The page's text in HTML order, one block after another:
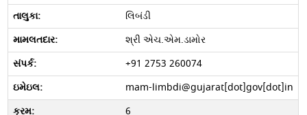
લિબંડી
શ્રી એચ.એમ.ડામોર
+91 2753 260074
mam-limbdi@gujarat[dot]gov[dot]in
6